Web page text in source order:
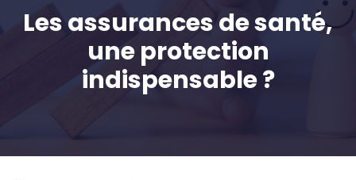
Les assurances de santé,
une protection
indispensable ?